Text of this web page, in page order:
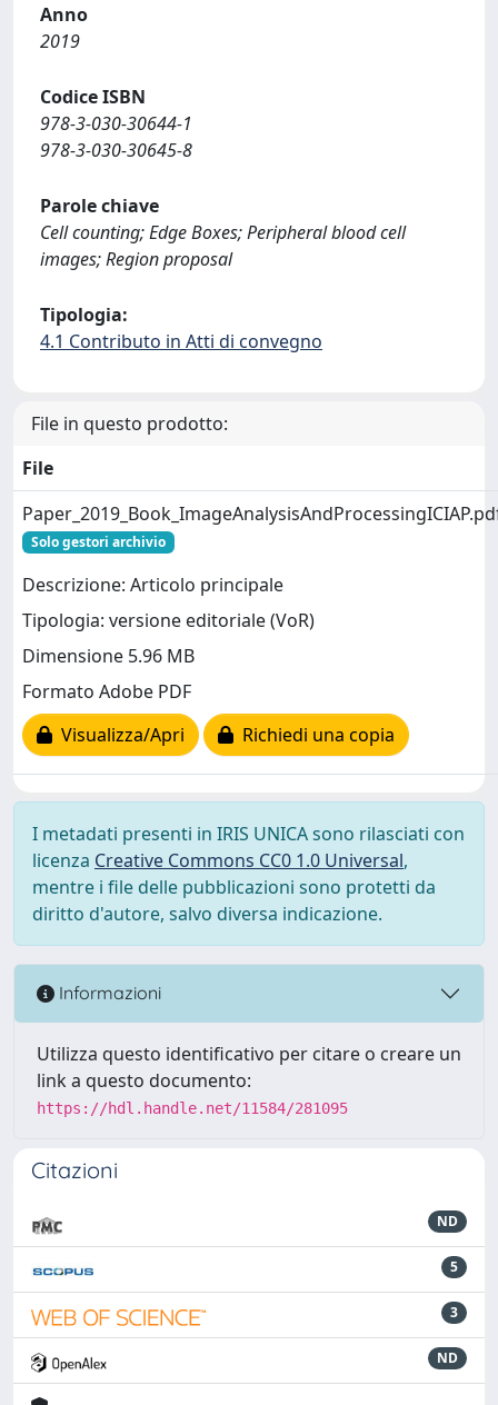
Anno
2019
Codice ISBN
978-3-030-30644-1
978-3-030-30645-8
Parole chiave
Cell counting; Edge Boxes; Peripheral blood cell
images; Region proposal
Tipologia:
4.1 Contributo in Atti di convegno
File in questo prodotto:
File
Solo gestori archivio
Descrizione: Articolo principale
Tipologia: versione editoriale (VoR)
Dimensione 5.96 MB
Formato Adobe PDF
Visualizza/Apri
Richiedi una copia
I metadati presenti in IRIS UNICA sono rilasciati con
licenza Creative Commons CC0 1.0 Universal,
mentre i file delle pubblicazioni sono protetti da
diritto d'autore, salvo diversa indicazione.
Informazioni
Utilizza questo identificativo per citare o creare un
link a questo documento:
https://hdl.handle.net/11584/281095
Citazioni
ND
5
3
ND